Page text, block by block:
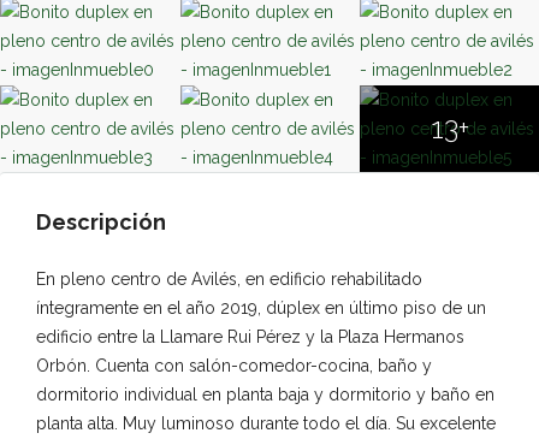
13+
Descripción
En pleno centro de Avilés, en edificio rehabilitado
íntegramente en el año 2019, dúplex en último piso de un
edificio entre la Llamare Rui Pérez y la Plaza Hermanos
Orbón. Cuenta con salón-comedor-cocina, baño y
dormitorio individual en planta baja y dormitorio y baño en
planta alta. Muy luminoso durante todo el día. Su excelente